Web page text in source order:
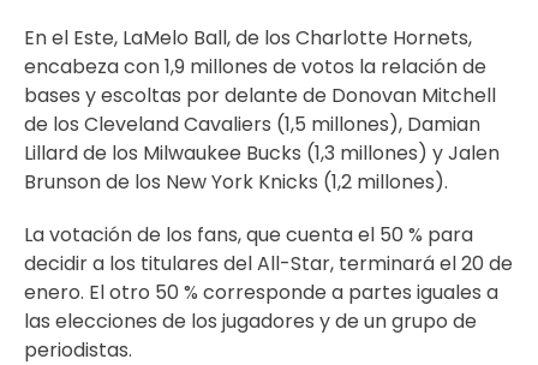
En el Este, LaMelo Ball, de los Charlotte Hornets,
encabeza con 1,9 millones de votos la relación de
bases y escoltas por delante de Donovan Mitchell
de los Cleveland Cavaliers (1,5 millones), Damian
Lillard de los Milwaukee Bucks (1,3 millones) y Jalen
Brunson de los New York Knicks (1,2 millones).
La votación de los fans, que cuenta el 50 % para
decidir a los titulares del All-Star, terminará el 20 de
enero. El otro 50 % corresponde a partes iguales a
las elecciones de los jugadores y de un grupo de
periodistas.